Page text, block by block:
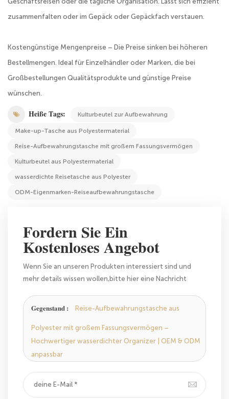
zusammenfalten oder im Gepäck oder Gepäckfach verstauen.
Kostengünstige Mengenpreise – Die Preise sinken bei höheren
Bestellmengen. Ideal für Einzelhändler oder Marken, die bei
Großbestellungen Qualitätsprodukte und günstige Preise
wünschen.
Heiße Tags: Kulturbeutel zur Aufbewahrung
Make-up-Tasche aus Polyestermaterial
Reise-Aufbewahrungstasche mit großem Fassungsvermögen
Kulturbeutel aus Polyestermaterial
wasserdichte Reisetasche aus Polyester
ODM-Eigenmarken-Reiseaufbewahrungstasche
Fordern Sie Ein
Kostenloses Angebot
Wenn Sie an unseren Produkten interessiert sind und
mehr details wissen wollen,bitte hier eine Nachricht
können.
Gegenstand : Reise-Aufbewahrungstasche aus
Polyester mit großem Fassungsvermögen –
Hochwertiger wasserdichter Organizer | OEM & ODM
anpassbar